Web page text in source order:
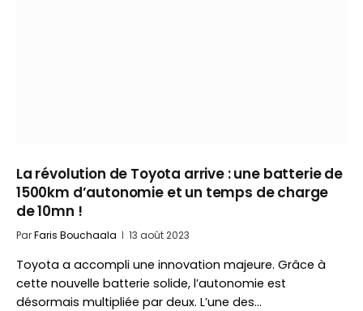
La révolution de Toyota arrive : une batterie de
1500km d’autonomie et un temps de charge
de 10mn !
ParFaris Bouchaala 13 août 2023
Toyota a accompli une innovation majeure. Grâce à
cette nouvelle batterie solide, l’autonomie est
désormais multipliée par deux. L’une des…